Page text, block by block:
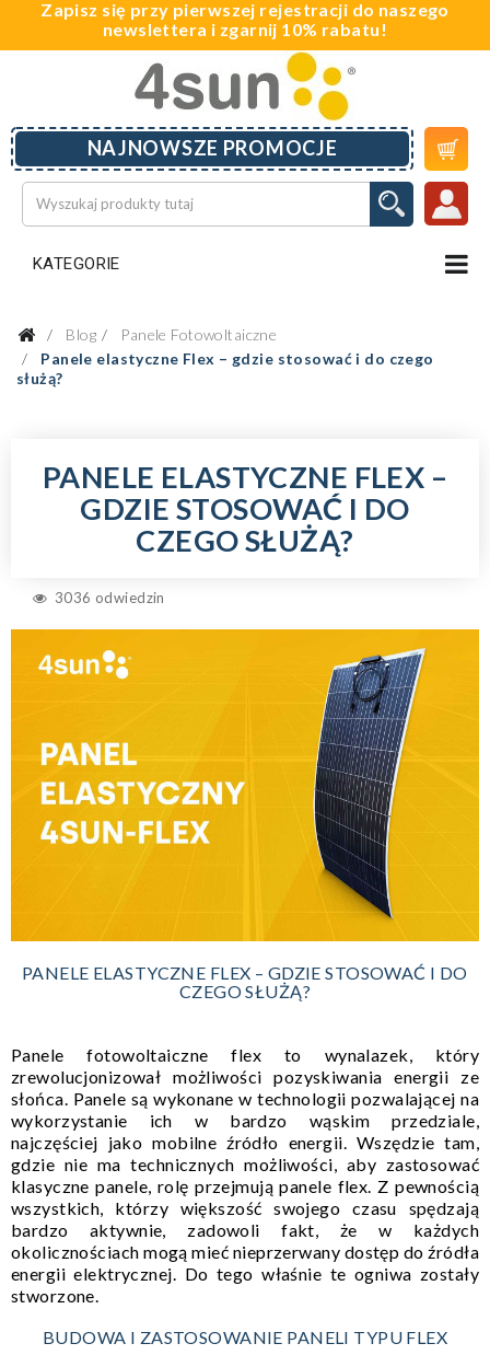
Zapisz się przy pierwszej rejestracji do naszego
newslettera i zgarnij 10% rabatu!
KATEGORIE
NAJNOWSZE PROMOCJE 
Blog
Panele Fotowoltaiczne
Panele elastyczne Flex – gdzie stosować i do czego
służą?
PANELE ELASTYCZNE FLEX –
GDZIE STOSOWAĆ I DO
CZEGO SŁUŻĄ?
3036 odwiedzin
PANELE ELASTYCZNE FLEX – GDZIE STOSOWAĆ I DO
CZEGO SŁUŻĄ?
Panele fotowoltaiczne flex to wynalazek, który
zrewolucjonizował możliwości pozyskiwania energii ze
słońca. Panele są wykonane w technologii pozwalającej na
wykorzystanie ich w bardzo wąskim przedziale,
najczęściej jako mobilne źródło energii. Wszędzie tam,
gdzie nie ma technicznych możliwości, aby zastosować
klasyczne panele, rolę przejmują panele flex. Z pewnością
wszystkich, którzy większość swojego czasu spędzają
bardzo aktywnie, zadowoli fakt, że w każdych
okolicznościach mogą mieć nieprzerwany dostęp do źródła
energii elektrycznej. Do tego właśnie te ogniwa zostały
stworzone.
BUDOWA I ZASTOSOWANIE PANELI TYPU FLEX